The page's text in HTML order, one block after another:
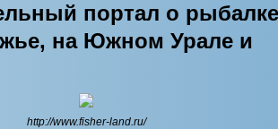
портал о рыбалке
на Южном Урале и
http://www.fisher-land.ru/